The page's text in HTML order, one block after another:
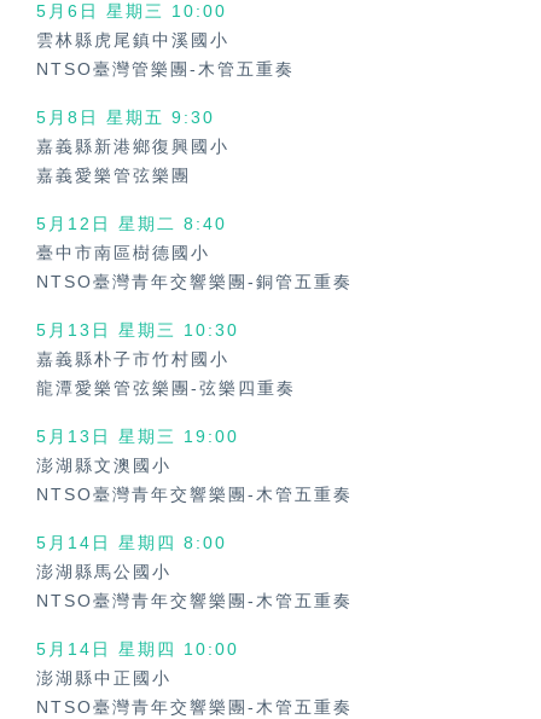
5月6日 星期三 10:00
雲林縣虎尾鎮中溪國小
NTSO臺灣管樂團-木管五重奏
5月8日 星期五 9:30
嘉義縣新港鄉復興國小
嘉義愛樂管弦樂團
5月12日 星期二 8:40
臺中市南區樹德國小
NTSO臺灣青年交響樂團-銅管五重奏
5月13日 星期三 10:30
嘉義縣朴子市竹村國小
龍潭愛樂管弦樂團-弦樂四重奏
5月13日 星期三 19:00
澎湖縣文澳國小
NTSO臺灣青年交響樂團-木管五重奏
5月14日 星期四 8:00
澎湖縣馬公國小
NTSO臺灣青年交響樂團-木管五重奏
5月14日 星期四 10:00
澎湖縣中正國小
NTSO臺灣青年交響樂團-木管五重奏